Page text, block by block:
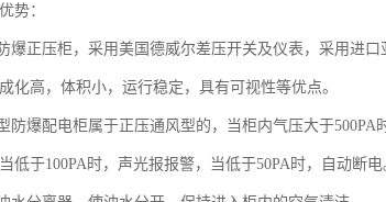
势：
爆正压柜，采用美国德威尔差压开关及仪表，采用进
化高，体积小，运行稳定，具有可视性等优点。
防爆配电柜属于正压通风型的，当柜内气压大于
低于100PA时，声光报报警，当低于50PA时，自动断电